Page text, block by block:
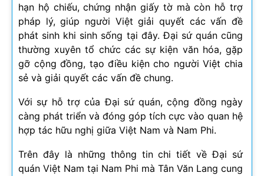
hạn hộ chiếu, chứng nhận giấy tờ mà còn hỗ trợ
pháp lý, giúp người Việt giải quyết các vấn đề
phát sinh khi sinh sống tại đây. Đại sứ quán cũng
thường xuyên tổ chức các sự kiện văn hóa, gặp
gỡ cộng đồng, tạo điều kiện cho người Việt chia
sẻ và giải quyết các vấn đề chung.
Với sự hỗ trợ của Đại sứ quán, cộng đồng ngày
càng phát triển và đóng góp tích cực vào quan hệ
hợp tác hữu nghị giữa Việt Nam và Nam Phi.
Trên đây là những thông tin chi tiết về Đại sứ
quán Việt Nam tại Nam Phi mà Tân Văn Lang cung